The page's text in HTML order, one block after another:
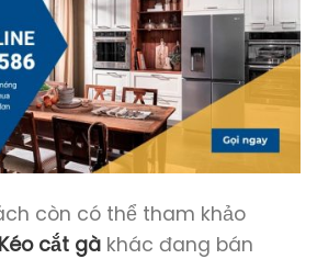
còn có thể tham khảo
Kéo cắt gà khác đang bán